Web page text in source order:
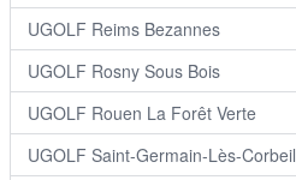
UGOLF Reims Bezannes
UGOLF Rosny Sous Bois
UGOLF Rouen La Forêt Verte
UGOLF Saint-Germain-Lès-Corbeil